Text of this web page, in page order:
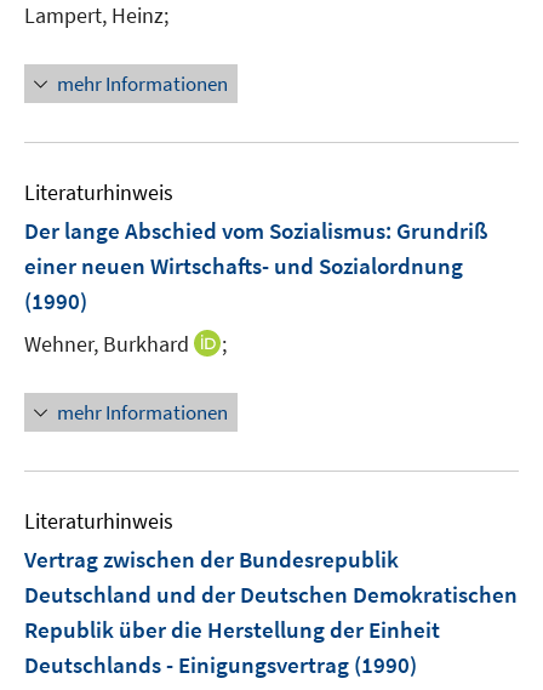
Lampert, Heinz;
mehr Informationen
Literaturhinweis
Der lange Abschied vom Sozialismus: Grundriß
einer neuen Wirtschafts- und Sozialordnung
(1990)
Wehner, Burkhard
I
n
e
e
n
s
t
;
mehr Informationen
Literaturhinweis
Vertrag zwischen der Bundesrepublik
Deutschland und der Deutschen Demokratischen
Republik über die Herstellung der Einheit
Deutschlands - Einigungsvertrag (1990)